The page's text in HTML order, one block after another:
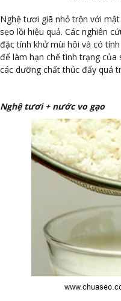
Nghệ tươi giã nhỏ trộn với
sẹo lồi hiệu quả. Các nghiên
đặc tính khử mùi hôi và có
để làm hạn chế tình trạng
các dưỡng chất thúc đẩy quá
Nghệ tươi + nước vo gạo